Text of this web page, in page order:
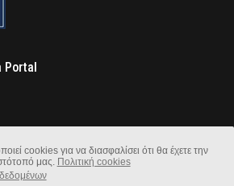
cookies για να διασφαλίσει ότι θα έχετε την
μας. Πολιτική cookies
Portal